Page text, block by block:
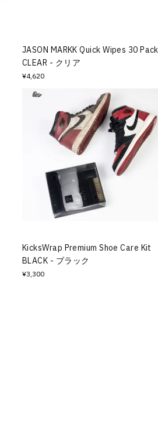
JASON MARKK Quick Wipes 30 Pack
CLEAR - クリア
¥4,620
KicksWrap Premium Shoe Care Kit
BLACK - ブラック
¥3,300